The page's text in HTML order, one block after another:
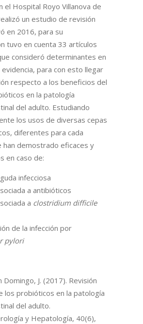
el Hospital Royo Villanova de
un estudio de revisión
en 2016, para su
tuvo en cuenta 33 artículos
consideró determinantes en
para con esto llegar
respecto a los beneficios del
en la patología
del adulto. Estudiando
los usos de diversas cepas
diferentes para cada
han demostrado eficaces y
en caso de:
infecciosa
a antibióticos
a clostridium difficile
de la infección por
pylori
Domingo, J. (2017). Revisión
los probióticos en la patología
del adulto.
y Hepatología, 40(6),